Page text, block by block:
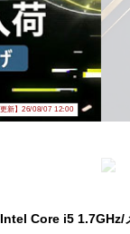
新】26/08/07 12:00
Core i5 1.7GHz/